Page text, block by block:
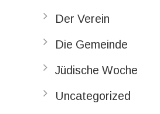
Der Verein
Die Gemeinde
Jüdische Woche
Uncategorized